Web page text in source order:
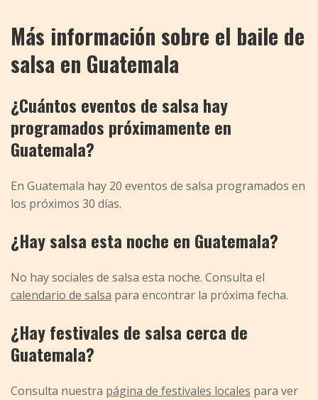
Más información sobre el baile de
salsa en Guatemala
¿Cuántos eventos de salsa hay
programados próximamente en
Guatemala?
En Guatemala hay 20 eventos de salsa programados en
los próximos 30 días.
¿Hay salsa esta noche en Guatemala?
No hay sociales de salsa esta noche. Consulta el
calendario de salsa para encontrar la próxima fecha.
¿Hay festivales de salsa cerca de
Guatemala?
Consulta nuestra página de festivales locales para ver